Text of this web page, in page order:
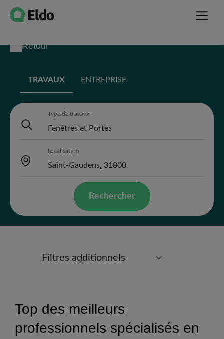
Retour
TRAVAUX ENTREPRISE
Type de travaux
Localisation
Rechercher
Filtres additionnels
Top des meilleurs
professionnels spécialisés en